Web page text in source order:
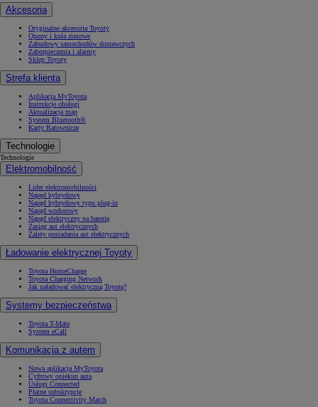
Akcesoria
Oryginalne akcesoria Toyoty
Opony i koła zimowe
Zabudowy samochodów dostawczych
Zabezpieczenia i alarmy
Sklep Toyoty
Strefa klienta
Aplikacja MyToyota
Instrukcje obsługi
Aktualizacja map
System Bluetooth®
Karty Ratownicze
Technologie
Technologie
Elektromobilność
Lider elektromobilności
Napęd hybrydowy
Napęd hybrydowy typu plug-in
Napęd wodorowy
Napęd elektryczny na baterię
Zasięg aut elektrycznych
Zalety posiadania aut elektrycznych
Ładowanie elektrycznej Toyoty
Toyota HomeCharge
Toyota Charging Network
Jak naładować elektryczną Toyotę?
Systemy bezpieczeństwa
Toyota T-Mate
System eCall
Komunikacja z autem
Nowa aplikacja MyToyota
Cyfrowy opiekun auta
Usługi Connected
Płatne subskrypcje
Toyota Connectivity Match